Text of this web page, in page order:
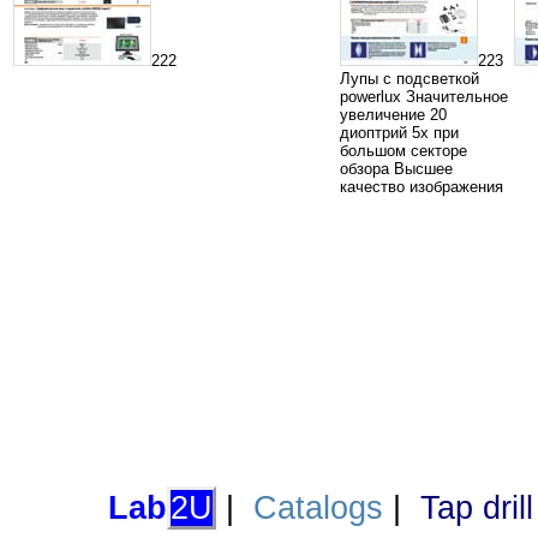
222
223
Лупы с подсветкой
powerlux Значительное
увеличение 20
диоптрий 5х при
большом секторе
обзора Высшее
качество изображения
Lab2U Catalogs Tap